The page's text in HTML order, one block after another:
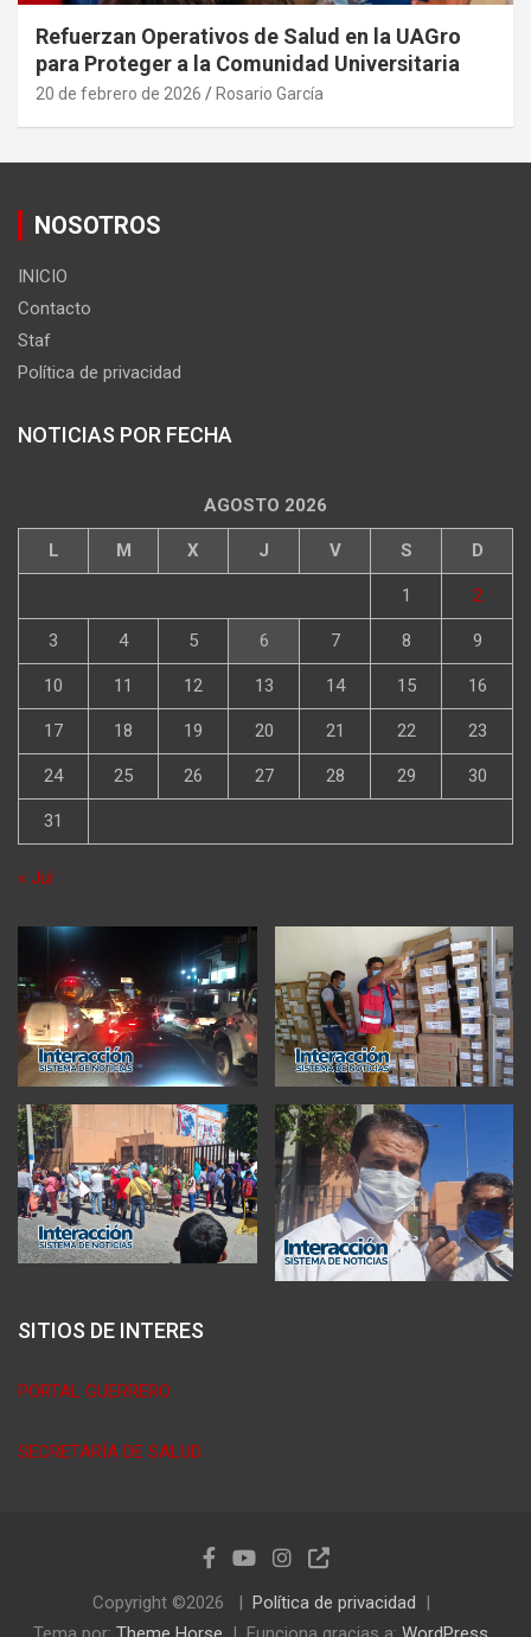
Refuerzan Operativos de Salud en la UAGro
para Proteger a la Comunidad Universitaria
20 de febrero de 2026 Rosario García
NOSOTROS
INICIO
Contacto
Staf
Política de privacidad
NOTICIAS POR FECHA
AGOSTO 2026
L M X J V S D
1 2
3 4 5 6 7 8 9
10 11 12 13 14 15 16
17 18 19 20 21 22 23
24 25 26 27 28 29 30
31
« Jul
SITIOS DE INTERES
PORTAL GUERRERO
SECRETARÍA DE SALUD
Copyright ©2026
Política de privacidad